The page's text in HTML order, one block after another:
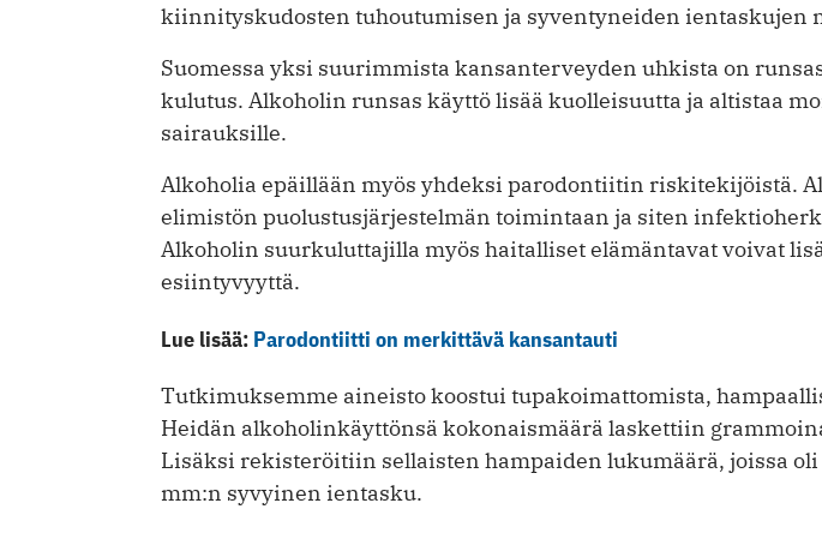
kiinnityskudosten tuhoutumisen ja syventyneiden ientaskujen
Suomessa yksi suurimmista kansanterveyden uhkista on
kulutus. Alkoholin runsas käyttö lisää kuolleisuutta ja altistaa
sairauksille.
Alkoholia epäillään myös yhdeksi parodontiitin riskitekijöistä.
elimistön puolustusjärjestelmän toimintaan ja siten
Alkoholin suurkuluttajilla myös haitalliset elämäntavat voivat
esiintyvyyttä.
Lue lisää: Parodontiitti on merkittävä kansantauti
Tutkimuksemme aineisto koostui tupakoimattomista,
Heidän alkoholinkäyttönsä kokonaismäärä laskettiin
Lisäksi rekisteröitiin sellaisten hampaiden lukumäärä, joissa
mm:n syvyinen ientasku.